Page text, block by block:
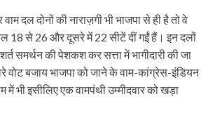
दल दोनों की नाराज़गी भी भाजपा से ही है तो वे
18 से 26 और दूसरे में 22 सीटें दीं गईं हैं। इन दलों
समर्थन की पेशकश कर सत्ता में भागीदारी की जा
वोट बजाय भाजपा को जाने के वाम-कांग्रेस-इंडियन
भी इसीलिए एक वामपंथी उम्मीदवार को खड़ा